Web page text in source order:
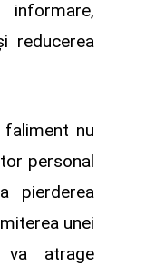
reducerea
nu
personal
pierderea
unei
va atrage